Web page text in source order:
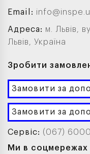
Email:
Адреса: м. Львів,
Львів, Україна
Зробити
Замовити за
Замовити за
Сервіс: (067)
Ми в соцмережах